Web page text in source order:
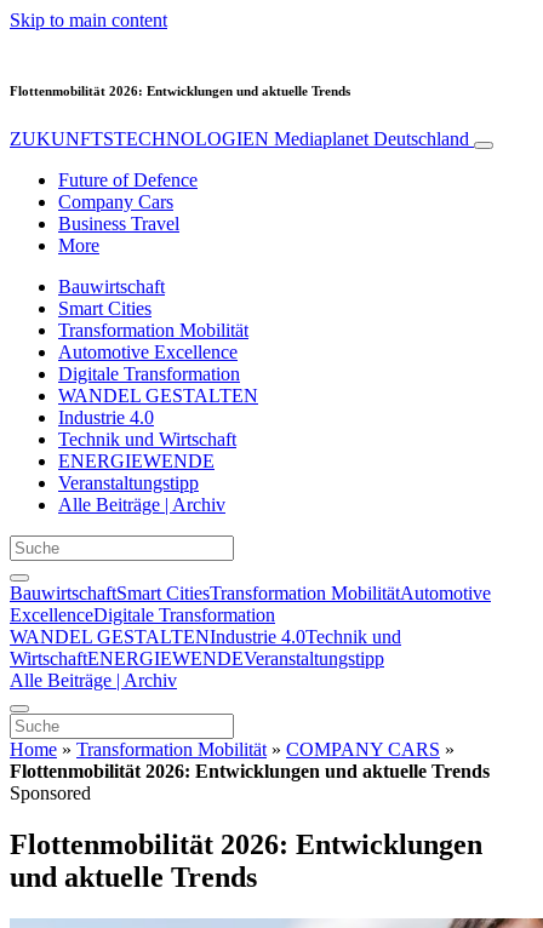
Skip to main content
Flottenmobilität 2026: Entwicklungen und aktuelle Trends
ZUKUNFTSTECHNOLOGIEN Mediaplanet Deutschland
Future of Defence
Company Cars
Business Travel
More
Bauwirtschaft
Smart Cities
Transformation Mobilität
Automotive Excellence
Digitale Transformation
WANDEL GESTALTEN
Industrie 4.0
Technik und Wirtschaft
ENERGIEWENDE
Veranstaltungstipp
Alle Beiträge | Archiv
BauwirtschaftSmart CitiesTransformation MobilitätAutomotive
ExcellenceDigitale Transformation
WANDEL GESTALTENIndustrie 4.0Technik und
WirtschaftENERGIEWENDEVeranstaltungstipp
Alle Beiträge | Archiv
Home » Transformation Mobilität » COMPANY CARS »
Flottenmobilität 2026: Entwicklungen und aktuelle Trends
Sponsored
Flottenmobilität 2026: Entwicklungen
und aktuelle Trends